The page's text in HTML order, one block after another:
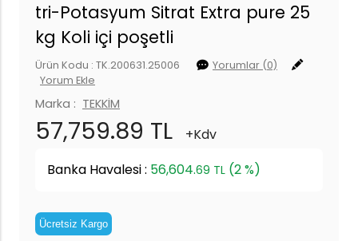
tri-Potasyum Sitrat Extra pure 25
kg Koli içi poşetli
Ürün Kodu : TK.200631.25006
Yorumlar (0)
Yorum Ekle
Marka : TEKKİM
57,759.89 TL
+Kdv
Banka Havalesi : 56,604.69 TL (2 %)
Ücretsiz Kargo